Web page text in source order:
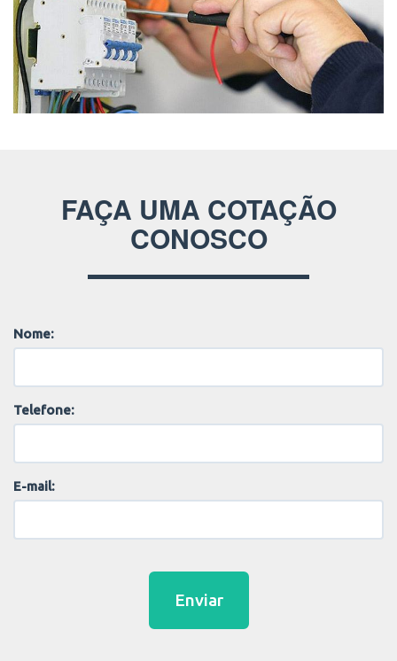
FAÇA UMA COTAÇÃO
CONOSCO
Nome:
Telefone:
E-mail:
Enviar